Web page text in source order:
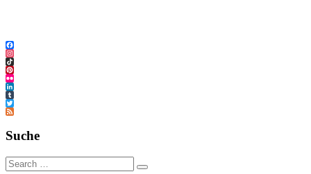
Facebook
Instagram
TikTok
Pinterest
Flickr
LinkedIn
Tumblr
Twitter
Feed
Suche